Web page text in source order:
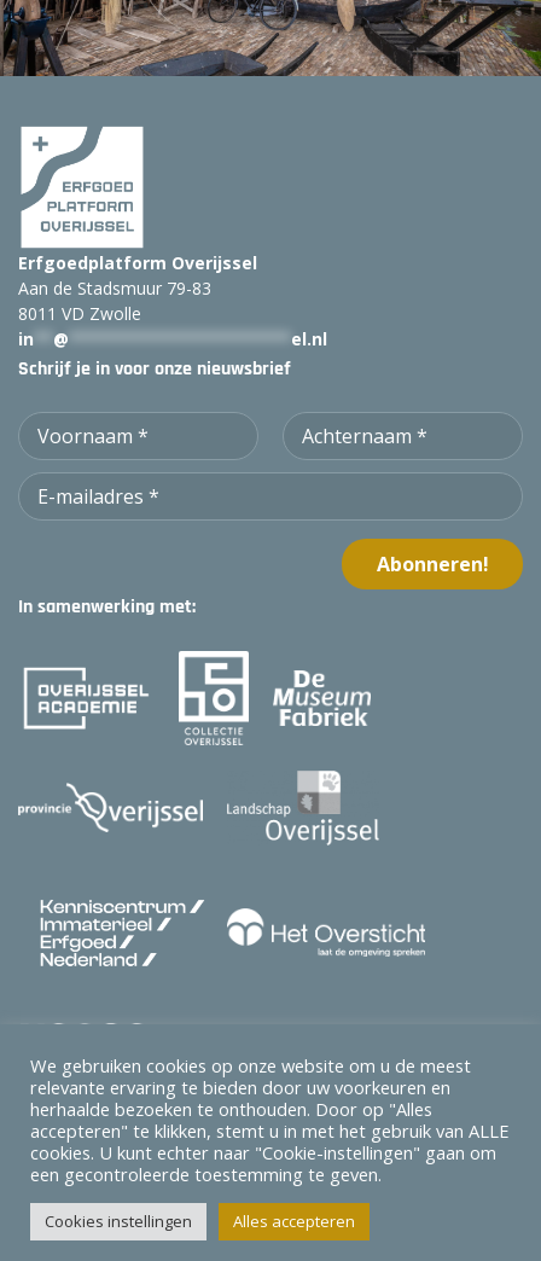
k
:
Erfgoedplatform Overijssel
Aan de Stadsmuur 79-83
8011 VD Zwolle
in
@ el.nl
Schrijf je in voor onze nieuwsbrief
In samenwerking met:
Erfgoed Platform Overijssel© 2026 Ontwerp & Realisatie:
Webba
We gebruiken cookies op onze website om u de meest
relevante ervaring te bieden door uw voorkeuren en
herhaalde bezoeken te onthouden. Door op "Alles
accepteren" te klikken, stemt u in met het gebruik van ALLE
cookies. U kunt echter naar "Cookie-instellingen" gaan om
een ​​gecontroleerde toestemming te geven.
Cookies instellingen Alles accepteren